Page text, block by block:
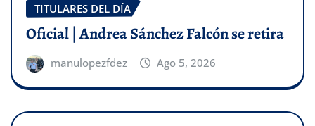
TITULARES DEL DÍA
Oficial | Andrea Sánchez Falcón se retira
manulopezfdez Ago 5, 2026